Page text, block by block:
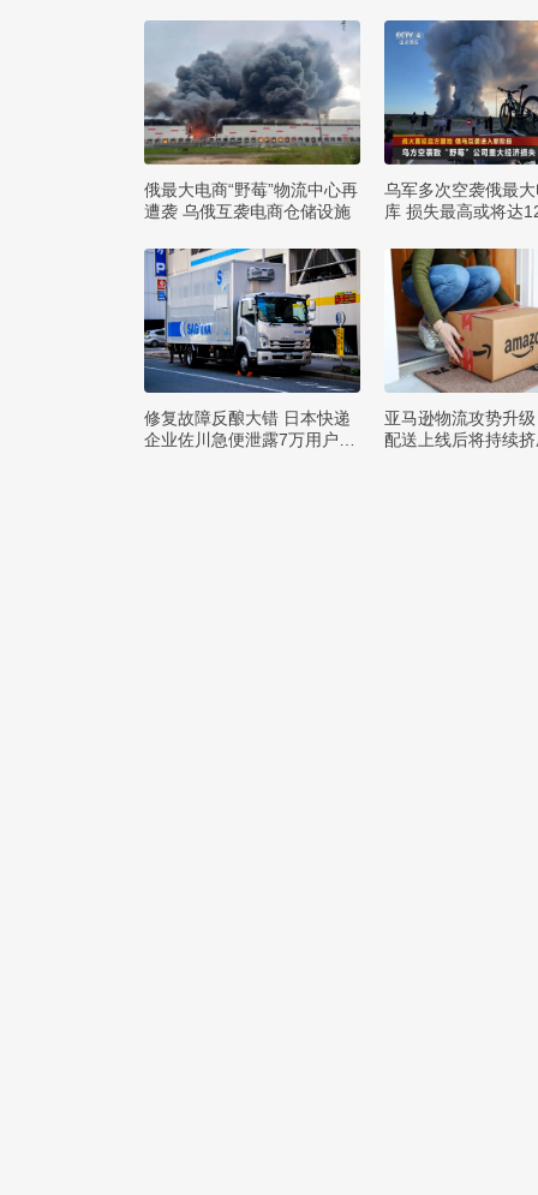
俄最大电商“野莓”物流中心再
遭袭 乌俄互袭电商仓储设施
乌军多次空袭俄最
库 损失最高或将达
修复故障反酿大错 日本快递
企业佐川急便泄露7万用户隐
亚马逊物流攻势升
配送上线后将持续